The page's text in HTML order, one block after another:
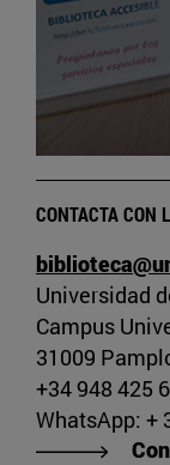
CONTACTA CON
Universidad
Campus
31009
+34 948 425
WhatsApp: +